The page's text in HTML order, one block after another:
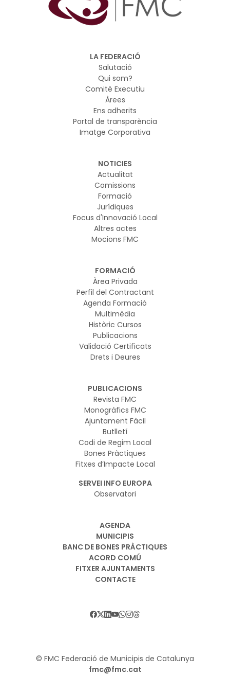
LA FEDERACIÓ
Salutació
Qui som?
Comitè Executiu
Àrees
Ens adherits
Portal de transparència
Imatge Corporativa
NOTICIES
Actualitat
Comissions
Formació
Jurídiques
Focus d'Innovació Local
Altres actes
Mocions FMC
FORMACIÓ
Àrea Privada
Perfil del Contractant
Agenda Formació
Multimèdia
Històric Cursos
Publicacions
Validació Certificats
Drets i Deures
PUBLICACIONS
Revista FMC
Monogràfics FMC
Ajuntament Fàcil
Butlletí
Codi de Regim Local
Bones Pràctiques
Fitxes d’Impacte Local
SERVEI INFO EUROPA
Observatori
AGENDA
MUNICIPIS
BANC DE BONES PRÀCTIQUES
ACORD COMÚ
FITXER AJUNTAMENTS
CONTACTE
© FMC Federació de Municipis de Catalunya
fmc@fmc.cat